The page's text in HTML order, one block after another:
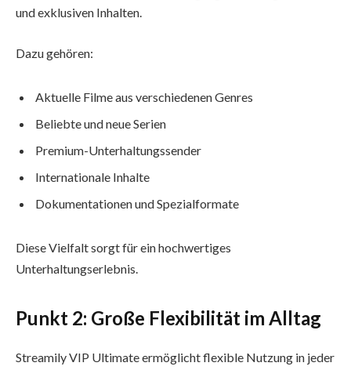
und exklusiven Inhalten.
Dazu gehören:
Aktuelle Filme aus verschiedenen Genres
Beliebte und neue Serien
Premium-Unterhaltungssender
Internationale Inhalte
Dokumentationen und Spezialformate
Diese Vielfalt sorgt für ein hochwertiges
Unterhaltungserlebnis.
Punkt 2: Große Flexibilität im Alltag
Streamily VIP Ultimate ermöglicht flexible Nutzung in jeder